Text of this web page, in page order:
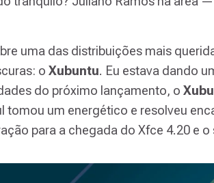
uma das distribuições mais
o Xubuntu. Eu estava dando
do próximo lançamento, o
tomou um energético e resolveu
para a chegada do Xfce 4.20 e